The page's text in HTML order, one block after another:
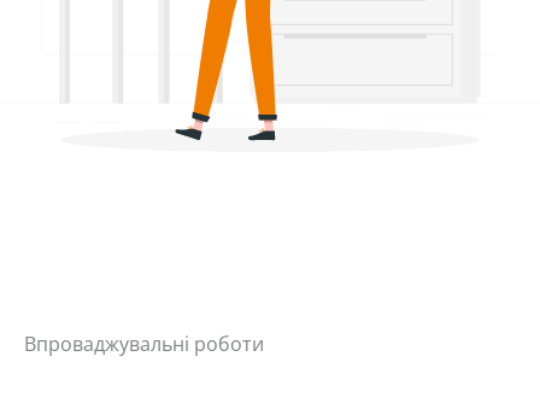
Впроваджувальні роботи